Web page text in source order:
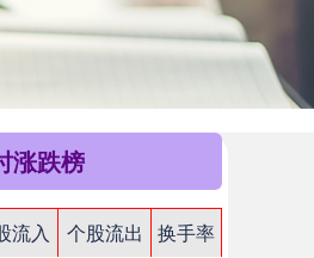
涨跌榜
流入 个股流出
换手率